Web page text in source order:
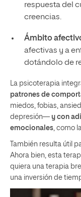
respuesta del
creencias.
Ámbito
afectivas y a
dotándolo de
La psicoterapia
patrones de
miedos, fobias,
depresión— y con
emocionales, como
También resulta útil
Ahora bien, esta
quiera una terapia
una inversión de